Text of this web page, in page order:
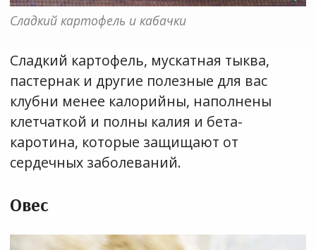
Сладкий картофель и кабачки
Сладкий картофель, мускатная тыква,
пастернак и другие полезные для вас
клубни менее калорийны, наполнены
клетчаткой и полны калия и бета-
каротина, которые защищают от
сердечных заболеваний.
Овес